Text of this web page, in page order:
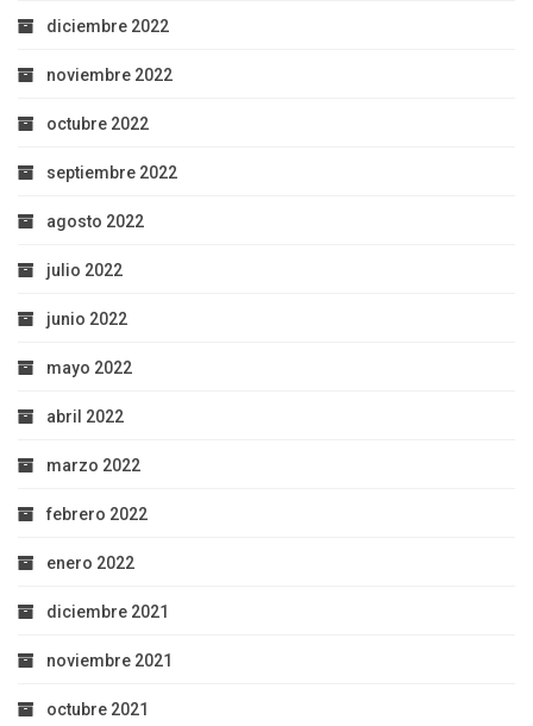
diciembre 2022
noviembre 2022
octubre 2022
septiembre 2022
agosto 2022
julio 2022
junio 2022
mayo 2022
abril 2022
marzo 2022
febrero 2022
enero 2022
diciembre 2021
noviembre 2021
octubre 2021